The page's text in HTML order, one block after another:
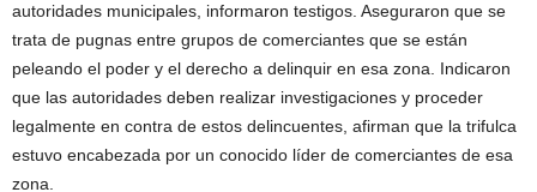
autoridades municipales, informaron testigos. Aseguraron que se
trata de pugnas entre grupos de comerciantes que se están
peleando el poder y el derecho a delinquir en esa zona. Indicaron
que las autoridades deben realizar investigaciones y proceder
legalmente en contra de estos delincuentes, afirman que la trifulca
estuvo encabezada por un conocido líder de comerciantes de esa
zona.